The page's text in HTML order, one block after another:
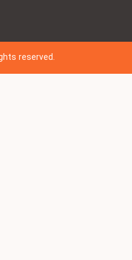
reserved.